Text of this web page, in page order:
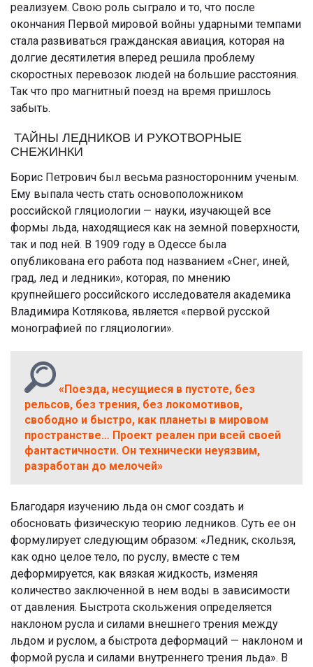
реализуем. Свою роль сыграло и то, что после
окончания Первой мировой войны ударными темпами
стала развиваться гражданская авиация, которая на
долгие десятилетия вперед решила проблему
скоростных перевозок людей на большие расстояния.
Так что про магнитный поезд на время пришлось
забыть.
ТАЙНЫ ЛЕДНИКОВ И РУКОТВОРНЫЕ
СНЕЖИНКИ
Борис Петрович был весьма разносторонним ученым.
Ему выпала честь стать основоположником
российской гляциологии — науки, изучающей все
формы льда, находящиеся как на земной поверхности,
так и под ней. В 1909 году в Одессе была
опубликована его работа под названием «Снег, иней,
град, лед и ледники», которая, по мнению
крупнейшего российского исследователя академика
Владимира Котлякова, является «первой русской
монографией по гляциологии».
«Поезда, несущиеся в пустоте, без
рельсов, без трения, без локомотивов,
свободно и быстро, как планеты в мировом
пространстве… Проект реален при всей своей
фантастичности. Он технически неуязвим,
разработан до мелочей»
Благодаря изучению льда он смог создать и
обосновать физическую теорию ледников. Суть ее он
формулирует следующим образом: «Ледник, скользя,
как одно целое тело, по руслу, вместе с тем
деформируется, как вязкая жидкость, изменяя
количество заключенной в нем воды в зависимости
от давления. Быстрота скольжения определяется
наклоном русла и силами внешнего трения между
льдом и руслом, а быстрота деформаций — наклоном и
формой русла и силами внутреннего трения льда». В